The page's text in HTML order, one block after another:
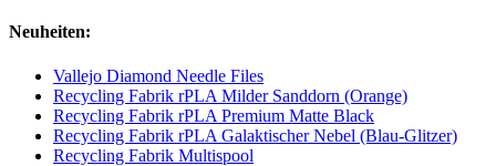
Neuheiten:
Vallejo Diamond Needle Files
Recycling Fabrik rPLA Milder Sanddorn (Orange)
Recycling Fabrik rPLA Premium Matte Black
Recycling Fabrik rPLA Galaktischer Nebel (Blau-Glitzer)
Recycling Fabrik Multispool